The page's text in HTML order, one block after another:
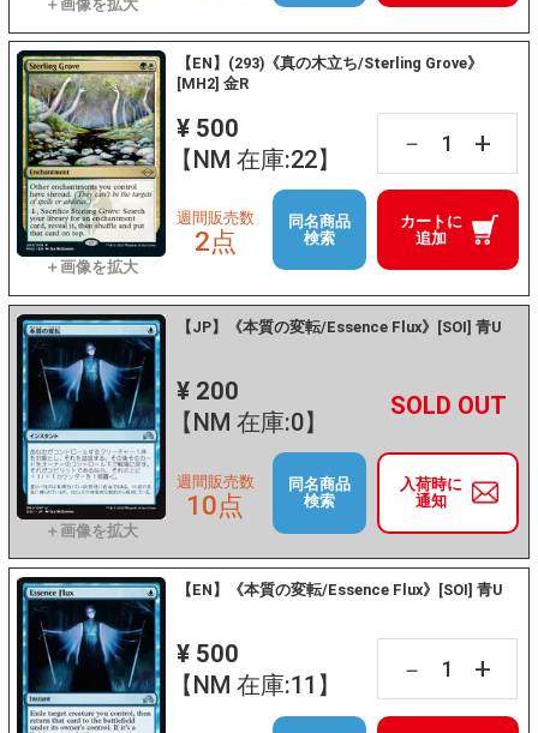
【EN】(293)《真の木立ち/Sterling Grove》
[MH2] 金R
¥ 500
【NM 在庫:22】
－ +
カートに
追加
週間販売数
2点
同名商品
検索
【JP】《本質の変転/Essence Flux》[SOI] 青U
¥ 200
【NM 在庫:0】
－ +
入荷時に
通知
週間販売数
10点
同名商品
検索
【EN】《本質の変転/Essence Flux》[SOI] 青U
¥ 500
【NM 在庫:11】
－ +